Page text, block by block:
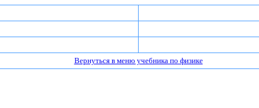
Вернуться в меню учебника по физике